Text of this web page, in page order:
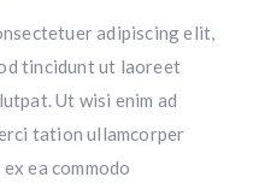
adipiscing elit,
tincidunt ut laoreet
Ut wisi enim ad
tation ullamcorper
ea commodo